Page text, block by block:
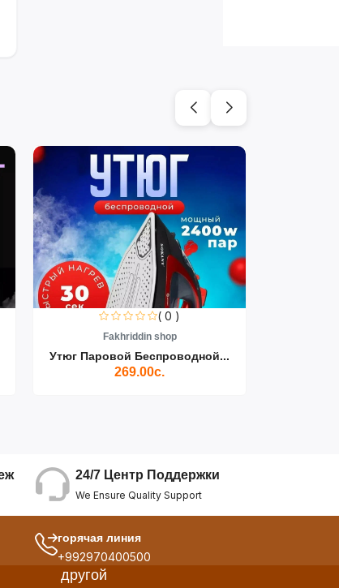
( 0 )
Fakhriddin shop
Утюг Паровой Беспроводной...
269.00с.
24/7 Центр Поддержки
We Ensure Quality Support
горячая линия
+992970400500
другой